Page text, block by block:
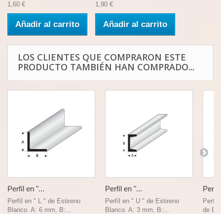
1,60 €
Añadir al carrito
1,90 €
Añadir al carrito
LOS CLIENTES QUE COMPRARON ESTE
PRODUCTO TAMBIÉN HAN COMPRADO...
Perfíl en "...
Perfíl en " L " de Estireno
Blanco. A: 6 mm, B:...
Perfíl en "...
Perfíl en " U " de Estireno
Blanco. A: 3 mm, B:...
Perfil
de